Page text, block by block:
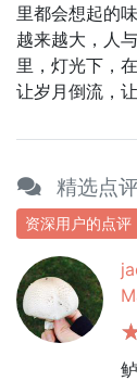
里都会想起的
越来越大，人
里，灯光下，
让岁月倒流，
精选点
资深用户的点评